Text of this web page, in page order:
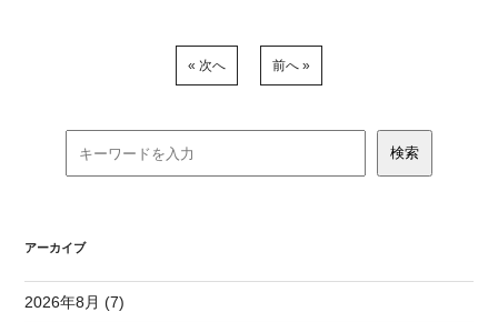
« 次へ 前へ »
アーカイブ
2026年8月 (7)